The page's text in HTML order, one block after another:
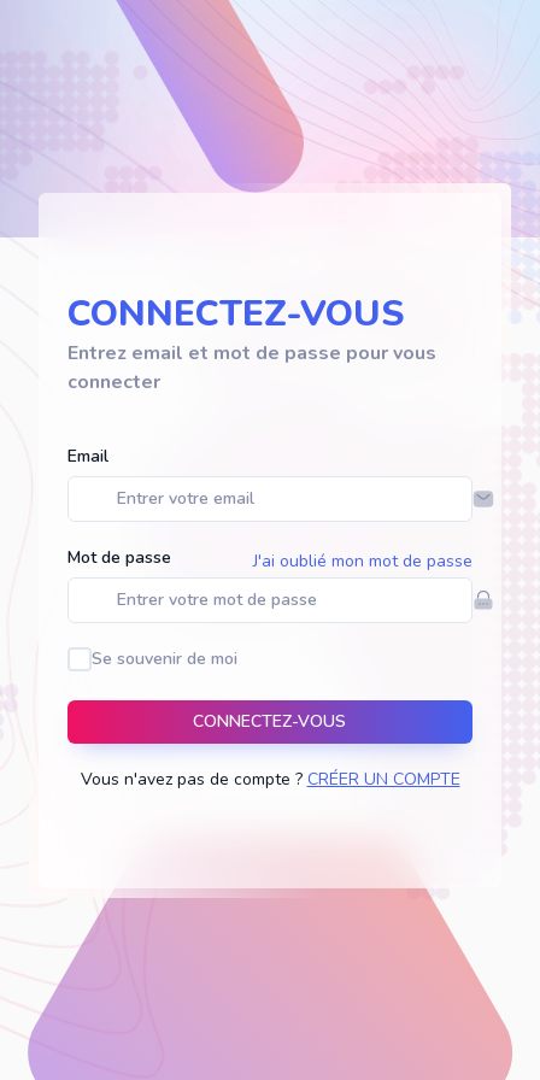
CONNECTEZ-VOUS
Entrez email et mot de passe pour vous
connecter
Email
Mot de passe J'ai oublié mon mot de passe
Se souvenir de moi
CONNECTEZ-VOUS
Vous n'avez pas de compte ? CRÉER UN COMPTE